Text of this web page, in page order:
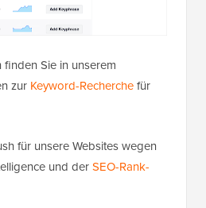
Sie in unserem
zur Keyword-Recherchefür
für unsere Websites wegen
und derSEO-Rank-